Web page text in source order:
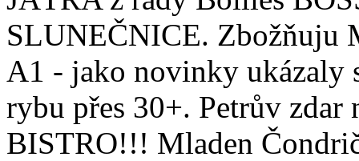
SLUNEČNICE. Zbožňuju
A1 - jako novinky ukázaly
rybu přes 30+. Petrův zdar
BISTRO!!! Mladen